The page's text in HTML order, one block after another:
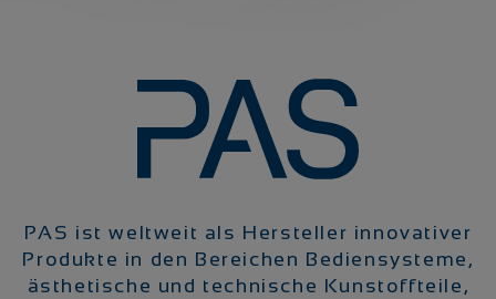
PAS ist weltweit als Hersteller innovativer
Produkte in den Bereichen Bediensysteme,
ästhetische und technische Kunstoffteile,